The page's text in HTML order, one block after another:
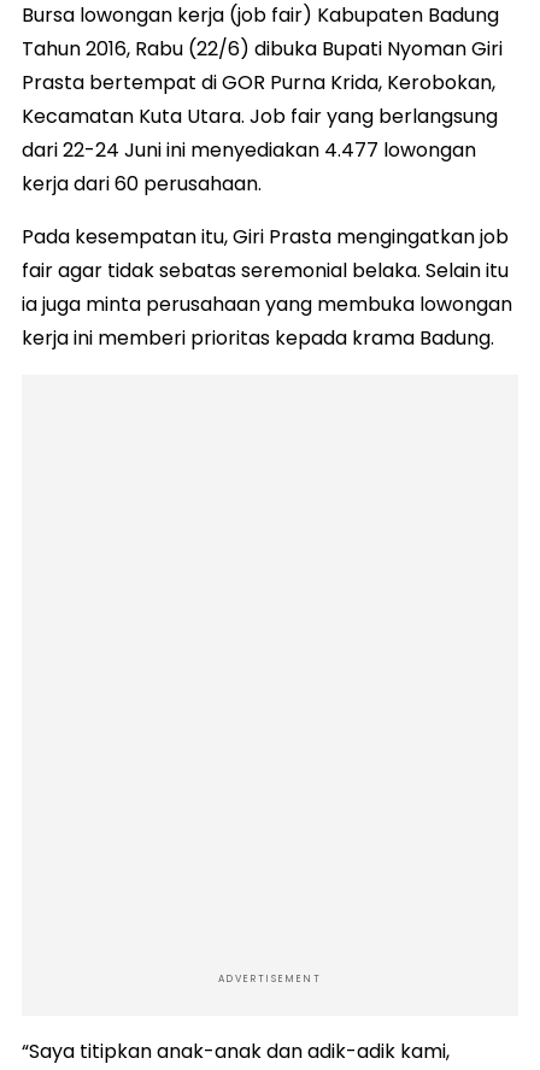
Bursa lowongan kerja (job fair) Kabupaten Badung
Tahun 2016, Rabu (22/6) dibuka Bupati Nyoman Giri
Prasta bertempat di GOR Purna Krida, Kerobokan,
Kecamatan Kuta Utara. Job fair yang berlangsung
dari 22-24 Juni ini menyediakan 4.477 lowongan
kerja dari 60 perusahaan.
Pada kesempatan itu, Giri Prasta mengingatkan job
fair agar tidak sebatas seremonial belaka. Selain itu
ia juga minta perusahaan yang membuka lowongan
kerja ini memberi prioritas kepada krama Badung.
ADVERTISEMENT
“Saya titipkan anak-anak dan adik-adik kami,